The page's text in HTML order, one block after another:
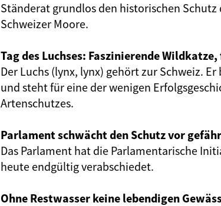
Ständerat grundlos den historischen
Schweizer Moore.
Tag des Luchses: Faszinierende
Der Luchs (lynx, lynx) gehört zur Schweiz.
und steht für eine der wenigen
Artenschutzes.
Parlament schwächt den Schutz vor
Das Parlament hat die Parlamentarische
heute endgültig verabschiedet.
Ohne Restwasser keine lebendigen